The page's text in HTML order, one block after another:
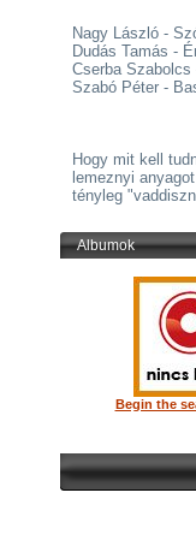
Nagy László -
Dudás Tamás -
Cserba Szabolcs
Szabó Péter -
Hogy mit kell
lemeznyi
tényleg
Albumok
Begin the